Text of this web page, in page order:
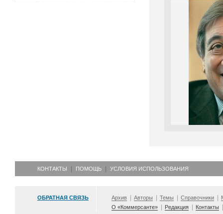
КОНТАКТЫ ПОМОЩЬ УСЛОВИЯ ИСПОЛЬЗОВАНИЯ
ОБРАТНАЯ СВЯЗЬ Архив Авторы Темы Справочники
О «Коммерсанте»
Редакция Контакты